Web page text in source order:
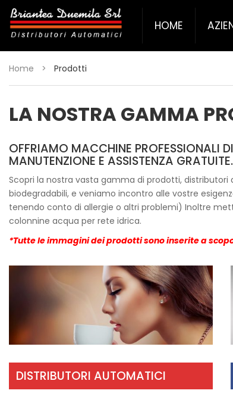
HOME
Home > Prodotti
LA NOSTRA GAMMA
OFFRIAMO MACCHINE PROFESSIONALI
MANUTENZIONE E ASSISTENZA GRATUITE.
Scopri la nostra vasta gamma di prodotti,
biodegradabili, e veniamo incontro alle vostre
tenendo conto di allergie o altri problemi) Inoltre
colonnine acqua per rete idrica.
*Tutte le immagini dei prodotti sono inserite a
DISTRIBUTORI AUTOMATICI